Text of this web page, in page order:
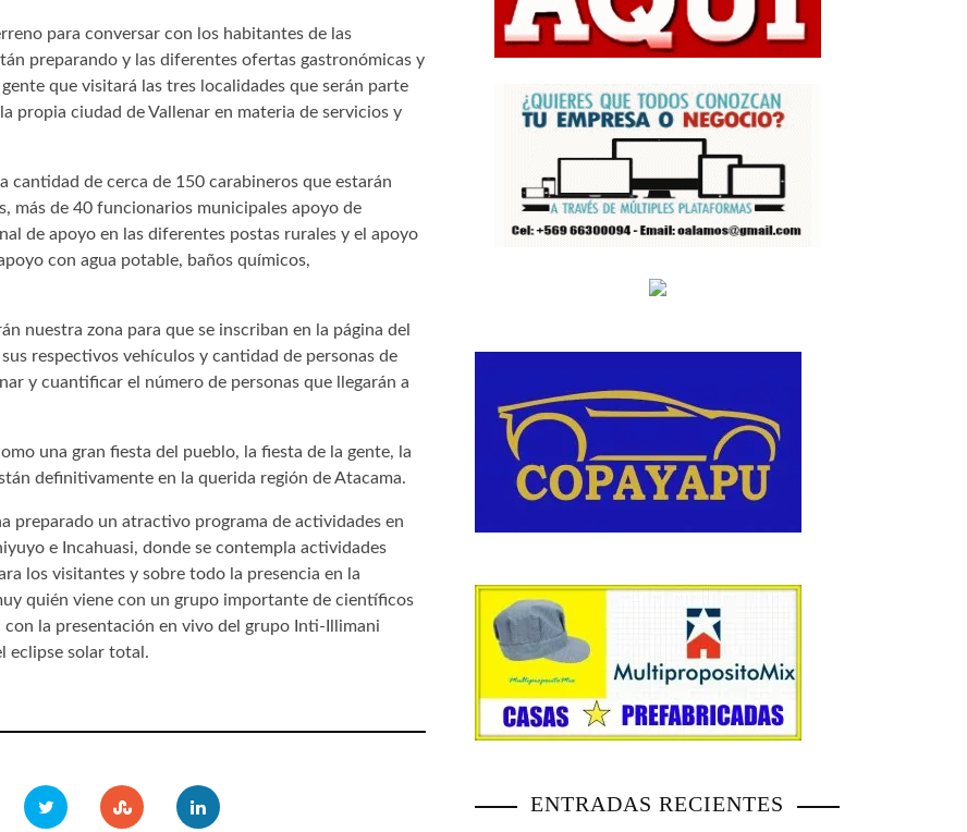
para conversar con los habitantes de las
preparando y las diferentes ofertas gastronómicas y
que visitará las tres localidades que serán parte
propia ciudad de Vallenar en materia de servicios y
cantidad de cerca de 150 carabineros que estarán
más de 40 funcionarios municipales apoyo de
de apoyo en las diferentes postas rurales y el apoyo
con agua potable, baños químicos,
nuestra zona para que se inscriban en la página del
respectivos vehículos y cantidad de personas de
y cuantificar el número de personas que llegarán a
una gran fiesta del pueblo, la fiesta de la gente, la
definitivamente en la querida región de Atacama.
preparado un atractivo programa de actividades en
e Incahuasi, donde se contempla actividades
los visitantes y sobre todo la presencia en la
quién viene con un grupo importante de científicos
la presentación en vivo del grupo Inti-Illimani
eclipse solar total.
ENTRADAS RECIENTES